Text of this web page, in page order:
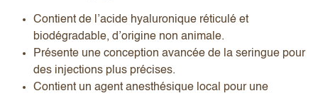
Contient de l’acide hyaluronique réticulé et
biodégradable, d’origine non animale.
Présente une conception avancée de la seringue pour
des injections plus précises.
Contient un agent anesthésique local pour une